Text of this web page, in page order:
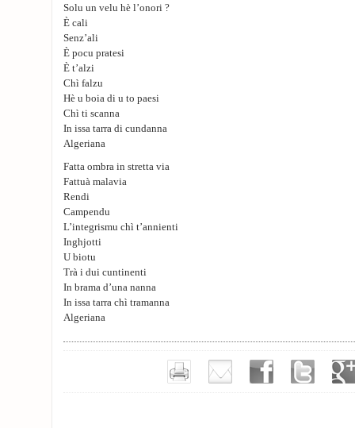
Solu un velu hè l’onori ?
È cali
Senz’ali
È pocu pratesi
È t’alzi
Chì falzu
Hè u boia di u to paesi
Chì ti scanna
In issa tarra di cundanna
Algeriana
Fatta ombra in stretta via
Fattuà malavia
Rendi
Campendu
L’integrismu chì t’annienti
Inghjotti
U biotu
Trà i dui cuntinenti
In brama d’una nanna
In issa tarra chì tramanna
Algeriana